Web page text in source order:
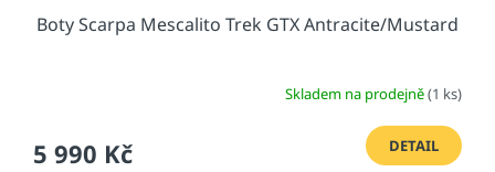
Boty Scarpa Mescalito Trek GTX Antracite/Mustard
Skladem na prodejně(1 ks)
5 990 Kč DETAIL